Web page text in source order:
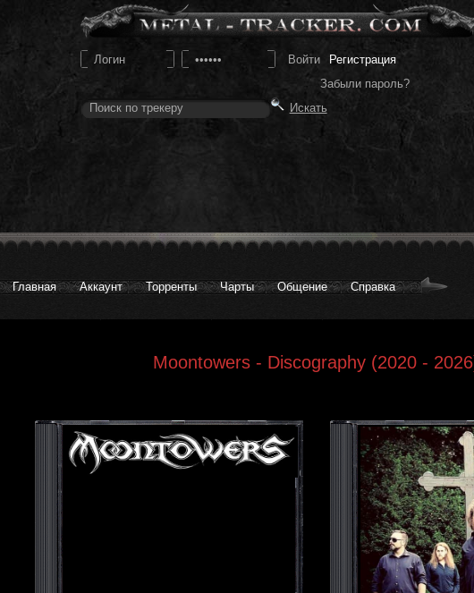
Регистрация
Забыли пароль?
Главная Аккаунт Торренты Чарты Общение Справка
Moontowers - Discography (2020 -